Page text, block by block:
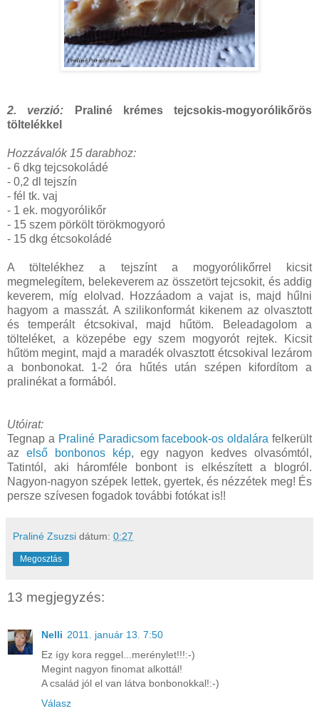
2. verzió: Praliné krémes tejcsokis-mogyorólikőrös
töltelékkel
Hozzávalók 15 darabhoz:
- 6 dkg tejcsokoládé
- 0,2 dl tejszín
- fél tk. vaj
- 1 ek. mogyorólikőr
- 15 szem pörkölt törökmogyoró
- 15 dkg étcsokoládé
A töltelékhez a tejszínt a mogyorólikőrrel kicsit
megmelegítem, belekeverem az összetört tejcsokit, és addig
keverem, míg elolvad. Hozzáadom a vajat is, majd hűlni
hagyom a masszát. A szilikonformát kikenem az olvasztott
és temperált étcsokival, majd hűtöm. Beleadagolom a
tölteléket, a közepébe egy szem mogyorót rejtek. Kicsit
hűtöm megint, majd a maradék olvasztott étcsokival lezárom
a bonbonokat. 1-2 óra hűtés után szépen kifordítom a
pralinékat a formából.
Utóirat:
Tegnap a Praliné Paradicsom facebook-os oldalára felkerült
az első bonbonos kép, egy nagyon kedves olvasómtól,
Tatintól, aki háromféle bonbont is elkészített a blogról.
Nagyon-nagyon szépek lettek, gyertek, és nézzétek meg! És
persze szívesen fogadok további fotókat is!!
Praliné Zsuzsi dátum: 0:27
Megosztás
13 megjegyzés:
Nelli 2011. január 13. 7:50
Ez így kora reggel...merénylet!!!:-)
Megint nagyon finomat alkottál!
A család jól el van látva bonbonokkal!:-)
Válasz